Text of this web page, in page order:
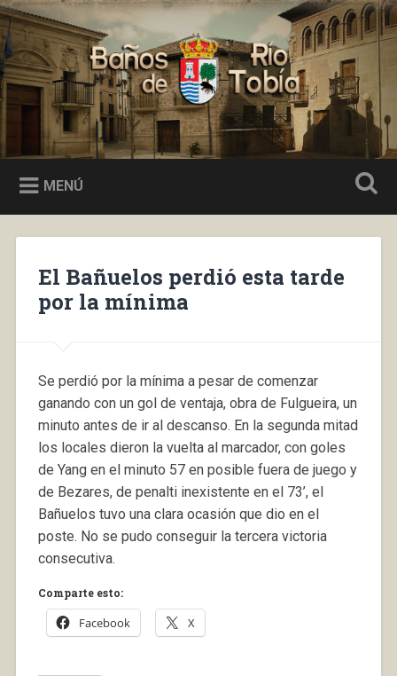
Saltar
al
contenido
Buscar
Baños de Río Tobía
MENÚ
El Bañuelos perdió esta tarde
por la mínima
Se perdió por la mínima a pesar de comenzar
ganando con un gol de ventaja, obra de Fulgueira, un
minuto antes de ir al descanso. En la segunda mitad
los locales dieron la vuelta al marcador, con goles
de Yang en el minuto 57 en posible fuera de juego y
de Bezares, de penalti inexistente en el 73’, el
Bañuelos tuvo una clara ocasión que dio en el
poste. No se pudo conseguir la tercera victoria
consecutiva.
Comparte esto:
Facebook X